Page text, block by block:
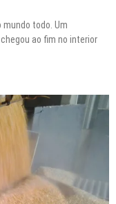
todo. Um
ao fim no interior